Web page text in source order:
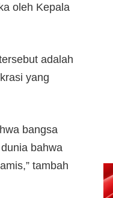
oleh Kepala
adalah
yang
bangsa
bahwa
tambah